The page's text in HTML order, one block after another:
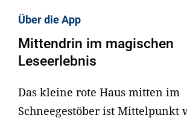
Über die App
Mittendrin im magischen
Leseerlebnis
Das kleine rote Haus mitten im
Schneegestöber ist Mittelpunkt